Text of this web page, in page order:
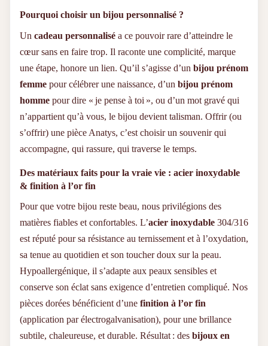
Matériaux de haute qualité
: acier inoxydable 316,
finition dorée à l’or fin ou argentée.
Bijoux pour femme et homme
, pensés pour chaque
style et chaque occasion.
Service client attentif, disponible pour vous guider à
chaque étape.
Des Cadeaux Qui Marquent
Que ce soit pour une naissance, un anniversaire, un mariage
ou simplement pour dire « je pense à toi », un bracelet
matérialise vos sentiments et accompagne la personne qui le
racontent combien ces bijoux deviennent des repères, des
talismans, des ancrages émotionnels.
Commandez Facilement en Ligne
Sur notre boutique en ligne, vous pouvez personnaliser votre
bracelet en quelques clics, choisir votre finition préférée, et
France et à l’international, dans un emballage soigné, prêt à
être offert. Parce qu’un cadeau chargé de sens ne devrait
Exprimez Ce Qui Compte Vraiment
Pourquoi choisir un bijou personnalisé ?
Un cadeau personnalisé a ce pouvoir rare d’atteindre le
cœur sans en faire trop. Il raconte une complicité, marque
une étape, honore un lien. Qu’il s’agisse d’un bijou prénom
femme pour célébrer une naissance, d’un bijou prénom
homme pour dire « je pense à toi », ou d’un mot gravé qui
n’appartient qu’à vous, le bijou devient talisman. Offrir (ou
s’offrir) une pièce Anatys, c’est choisir un souvenir qui
accompagne, qui rassure, qui traverse le temps.
Des matériaux faits pour la vraie vie : acier inoxydable
& finition à l’or fin
Pour que votre bijou reste beau, nous privilégions des
matières fiables et confortables. L’acier inoxydable 304/316
est réputé pour sa résistance au ternissement et à l’oxydation,
sa tenue au quotidien et son toucher doux sur la peau.
Hypoallergénique, il s’adapte aux peaux sensibles et
conserve son éclat sans exigence d’entretien compliqué. Nos
pièces dorées bénéficient d’une finition à l’or fin
(application par électrogalvanisation), pour une brillance
subtile, chaleureuse, et durable. Résultat : des bijoux en